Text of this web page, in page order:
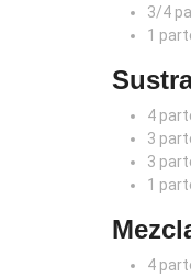
3/4
1
4
3
3
1
4